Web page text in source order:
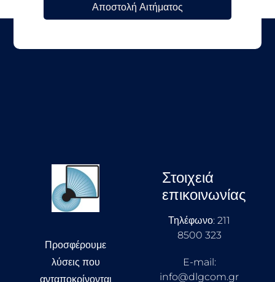
Αποστολή Αιτήματος
Προσφέρουμε
λύσεις που
ανταποκρίνονται
Στοιχειά
επικοινωνίας
Τηλέφωνο: 211
8500 323
E-mail:
info@dlgcom.gr